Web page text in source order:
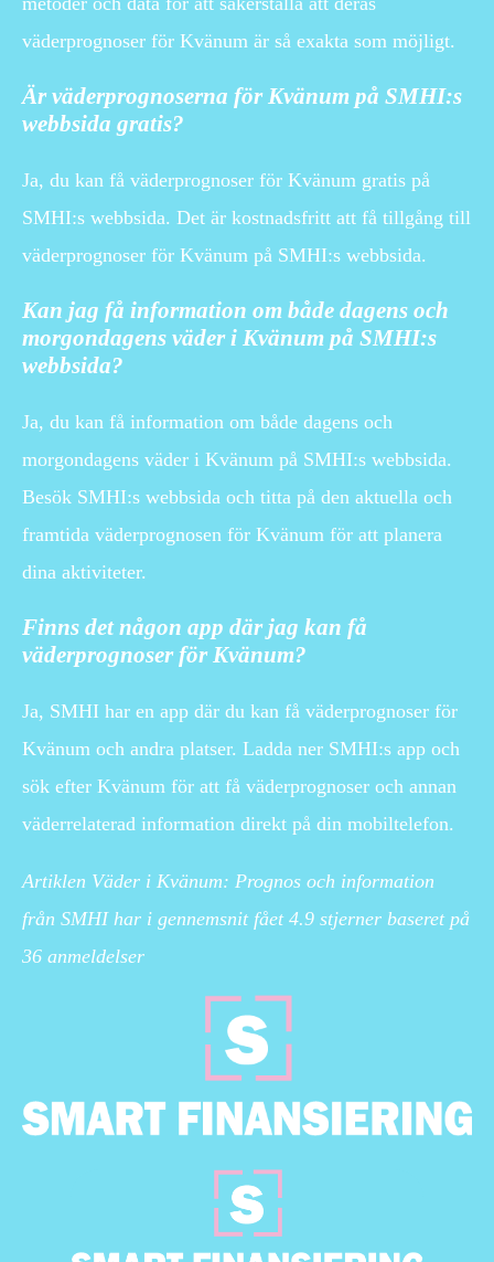
väderprognoser för Kvänum är så exakta som möjligt.
Är väderprognoserna för Kvänum på SMHI:s
webbsida gratis?
Ja, du kan få väderprognoser för Kvänum gratis på
SMHI:s webbsida. Det är kostnadsfritt att få tillgång till
väderprognoser för Kvänum på SMHI:s webbsida.
Kan jag få information om både dagens och
morgondagens väder i Kvänum på SMHI:s
webbsida?
Ja, du kan få information om både dagens och
morgondagens väder i Kvänum på SMHI:s webbsida.
Besök SMHI:s webbsida och titta på den aktuella och
framtida väderprognosen för Kvänum för att planera
dina aktiviteter.
Finns det någon app där jag kan få
väderprognoser för Kvänum?
Ja, SMHI har en app där du kan få väderprognoser för
Kvänum och andra platser. Ladda ner SMHI:s app och
sök efter Kvänum för att få väderprognoser och annan
väderrelaterad information direkt på din mobiltelefon.
Artiklen Väder i Kvänum: Prognos och information
från SMHI har i gennemsnit fået 4.9 stjerner baseret på
36 anmeldelser